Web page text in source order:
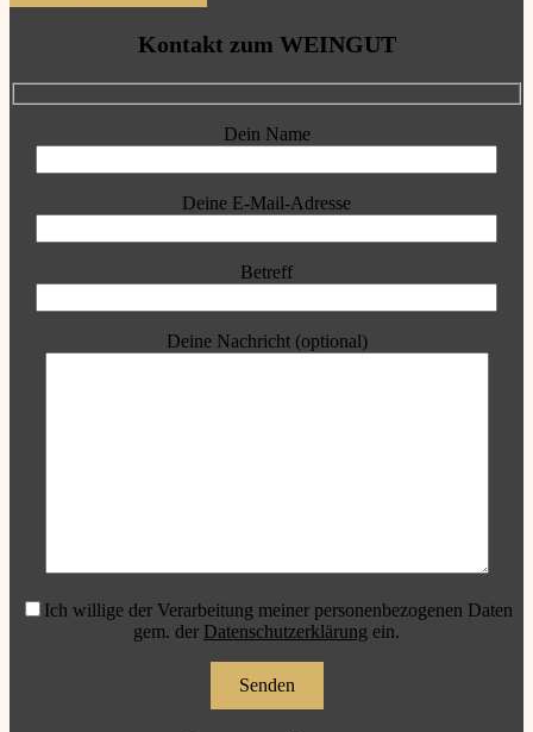
Kontakt zum WEINGUT
Dein Name
Deine E-Mail-Adresse
Betreff
Deine Nachricht (optional)
Ich willige der Verarbeitung meiner personenbezogenen Daten
gem. der Datenschutzerklärung ein.